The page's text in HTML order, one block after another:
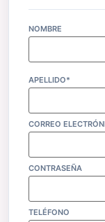
NOMBRE
APELLIDO*
CORREO
CONTRASEÑA
TELÉFONO